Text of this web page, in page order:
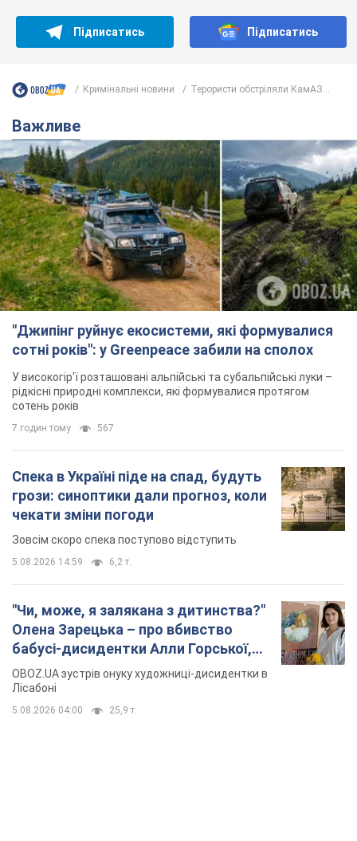
Підписатись Підписатись
Кримінальні новини Терористи обстріляли КамАЗ...
Важливе
"Джипінг руйнує екосистеми, які формувалися
сотні років": у Greenpeace забили на сполох
У високогір'ї розташовані альпійські та субальпійські луки –
рідкісні природні комплекси, які формувалися протягом
сотень років
7 годин тому 567
Спека в Україні піде на спад, будуть
грози: синоптики дали прогноз, коли
чекати зміни погоди
Зовсім скоро спека поступово відступить
5.08.2026 14:59 6,2 т.
"Чи, може, я залякана з дитинства?"
Олена Зарецька – про вбивство
бабусі-дисидентки Алли Горської,
критику Дмитра Стуса та втечу в
Португалію з 5 дітьми
OBOZ.UA зустрів онуку художниці-дисидентки в
Лісабоні
5.08.2026 04:00 25,9 т.